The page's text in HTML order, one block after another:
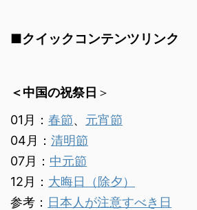
■クイックコンテンツリンク
＜中国の祝祭日 ＞
01月： 春節、 元宵節
04月： 清明節
07月： 中元節
12月： 大晦日（除夕）
参考： 日本人が注意すべき日